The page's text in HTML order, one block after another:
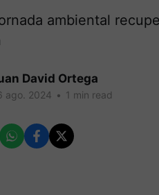
ambiental
David Ortega
ago. 2024 • 1 min read